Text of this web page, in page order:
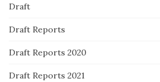
Draft
Draft Reports
Draft Reports 2020
Draft Reports 2021